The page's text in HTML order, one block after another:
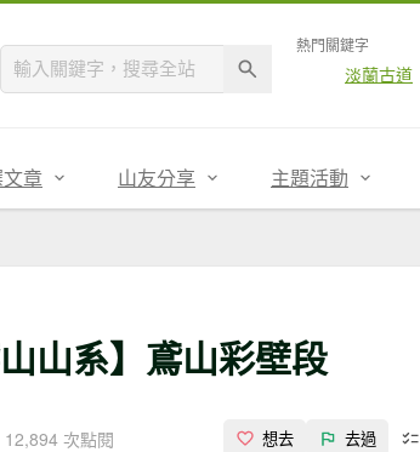
熱門關鍵字
淡蘭古道
章 山友分享 主題活動
山系】鳶山彩壁段
12,894 次點閱 想去 去過